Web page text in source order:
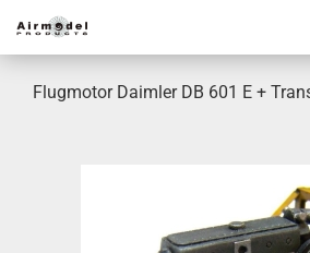
Flugmotor Daimler DB 601 E +